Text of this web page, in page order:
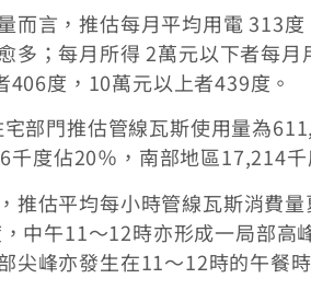
而言，推估每月平均用電 313
多；每月所得 2萬元以下者每
406度，10萬元以上者439度。
部門推估管線瓦斯使用量為
千度佔20％，南部地區17,214
推估平均每小時管線瓦斯消費
中午11～12時亦形成一局部
尖峰亦發生在11～12時的午餐